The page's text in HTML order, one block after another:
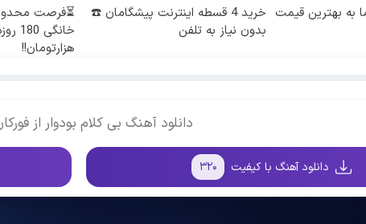
بهترین قیمت
خرید 4 قسطه اینترنت پیشگامان ☎️
بدون نیاز به تلفن
هزارتومان!!
دانلود آهنگ بی کلام بودوار از
دانلود آهنگ با کیفیت ۳۲۰